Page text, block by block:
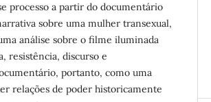
processo a partir do documentário
sobre uma mulher transexual,
análise sobre o filme iluminada
resistência, discurso e
portanto, como uma
relações de poder historicamente